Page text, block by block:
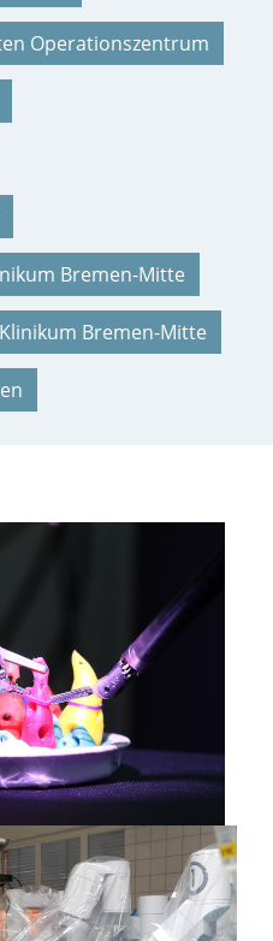
Operationszentrum
Bremen-Mitte
Bremen-Mitte